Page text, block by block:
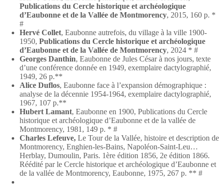
Publications du Cercle historique et archéologique
d’Eaubonne et de la Vallée de Montmorency, 2015, 160 p. *
#
Hervé Collet, Eaubonne autrefois, du village à la ville 1900-
1950, Publications du Cercle historique et archéologique
d’Eaubonne et de la Vallée de Montmorency, 2024 * #
Georges Danthin, Eaubonne de Jules César à nos jours, texte
d’une conférence donnée en 1949, exemplaire dactylographié,
1949, 26 p.**
Alice Duflos, Eaubonne face à l’expansion démographique :
analyse de la décennie 1954-1964, exemplaire dactylographié,
1967, 107 p.**
Hubert Lamant, Eaubonne en 1900, Publications du Cercle
historique et archéologique d’Eaubonne et de la vallée de
Montmorency, 1981, 149 p. * #
Charles Lefeuve, Le Tour de la Vallée, histoire et description de
Montmorency, Enghien-les-Bains, Napoléon-Saint-Leu…
Herblay, Dumoulin, Paris. 1ère édition 1856, 2e édition 1866.
Réédité par le Cercle historique et archéologique d’Eaubonne et
de la vallée de Montmorency, Eaubonne, 1975, 267 p. ** #